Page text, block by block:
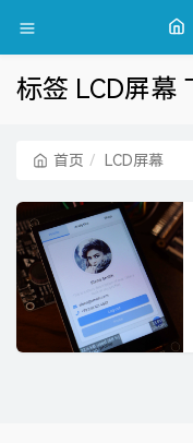
标签 LCD屏幕
首页 LCD屏幕